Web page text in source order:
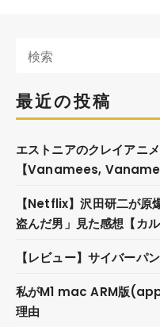
最近の投稿
エストニアのクレイアニ
【Vanamees,
【Netflix】沢田研二が原
盗んだ男」見た感想【カル
【レビュー】サイバー
私がM1 mac ARM版
理由